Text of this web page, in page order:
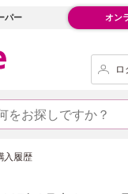
パー オン
ロ
入履歴